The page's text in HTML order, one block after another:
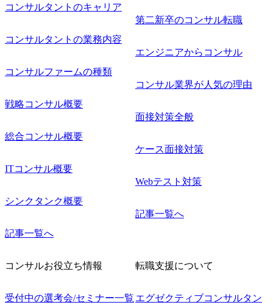
コンサルタントのキャリア
コンサルタントの業務内容
コンサルファームの種類
戦略コンサル概要
総合コンサル概要
ITコンサル概要
シンクタンク概要
記事一覧へ
第二新卒のコンサル転職
エンジニアからコンサル
コンサル業界が人気の理由
面接対策全般
ケース面接対策
Webテスト対策
記事一覧へ
コンサルお役立ち情報
受付中の選考会/セミナー一覧
転職支援について
エグゼクティブコンサルタン